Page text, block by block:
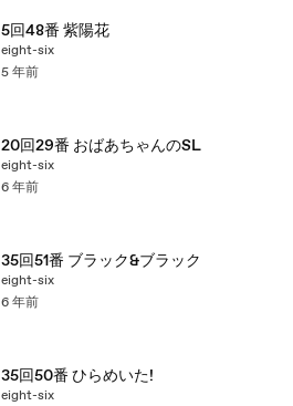
5回48番 紫陽花
eight-six
5 年前
20回29番 おばあちゃんのSL
eight-six
6 年前
35回51番 ブラック&ブラック
eight-six
6 年前
35回50番 ひらめいた!
eight-six